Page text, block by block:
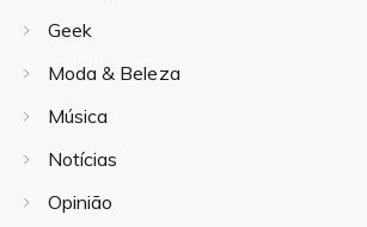
Geek
Moda & Beleza
Música
Notícias
Opinião